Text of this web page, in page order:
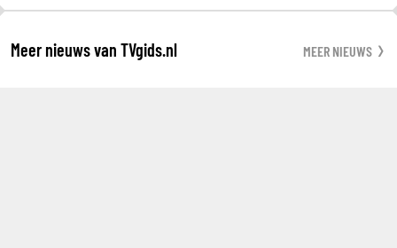
Meer nieuws van TVgids.nl MEER NIEUWS